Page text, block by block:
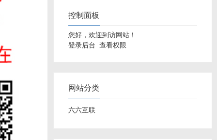
控制面板
您好，欢迎到访网站！
登录后台 查看权限
网站分类
六六互联